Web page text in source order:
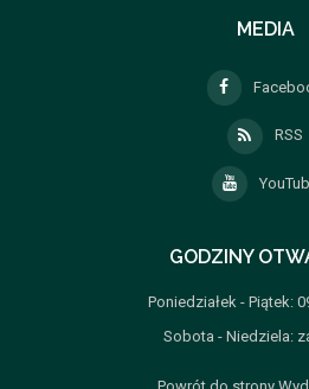
MEDIA
RSS
GODZINY
Poniedziałek - Piątek:
Sobota - Niedziela: